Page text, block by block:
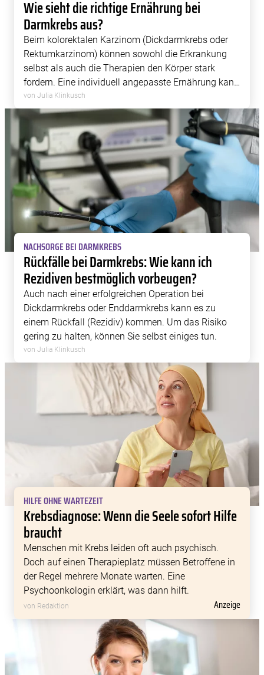
Wie sieht die richtige Ernährung bei
Darmkrebs aus?
Beim kolorektalen Karzinom (Dickdarmkrebs oder
Rektumkarzinom) können sowohl die Erkrankung
selbst als auch die Therapien den Körper stark
fordern. Eine individuell angepasste Ernährung kann
helfen, die Behandlung möglichst gut zu bewältigen,
den Ernährungszustand zu erhalten und […]
von Julia Klinkusch
NACHSORGE BEI DARMKREBS
Rückfälle bei Darmkrebs: Wie kann ich
Rezidiven bestmöglich vorbeugen?
Auch nach einer erfolgreichen Operation bei
Dickdarmkrebs oder Enddarmkrebs kann es zu
einem Rückfall (Rezidiv) kommen. Um das Risiko
gering zu halten, können Sie selbst einiges tun.
von Julia Klinkusch
HILFE OHNE WARTEZEIT
Krebsdiagnose: Wenn die Seele sofort Hilfe
braucht
Menschen mit Krebs leiden oft auch psychisch.
Doch auf einen Therapieplatz müssen Betroffene in
der Regel mehrere Monate warten. Eine
Psychoonkologin erklärt, was dann hilft.
von Redaktion Anzeige